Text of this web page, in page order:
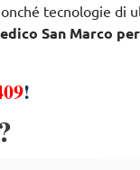
tecnologie di
San Marco
!